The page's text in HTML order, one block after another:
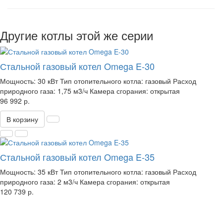
Другие котлы этой же серии
Стальной газовый котел Omega E-30
Мощность: 30 кВт Тип отопительного котла: газовый Расход
природного газа: 1,75 м3/ч Камера сгорания: открытая
96 992 р.
В корзину
Стальной газовый котел Omega E-35
Мощность: 35 кВт Тип отопительного котла: газовый Расход
природного газа: 2 м3/ч Камера сгорания: открытая
120 739 р.